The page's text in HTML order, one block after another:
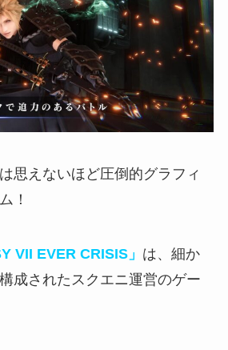
思えないほど圧倒的グラフィ
！
VII EVER CRISIS」 は、細か
成されたスクエニ運営のゲー